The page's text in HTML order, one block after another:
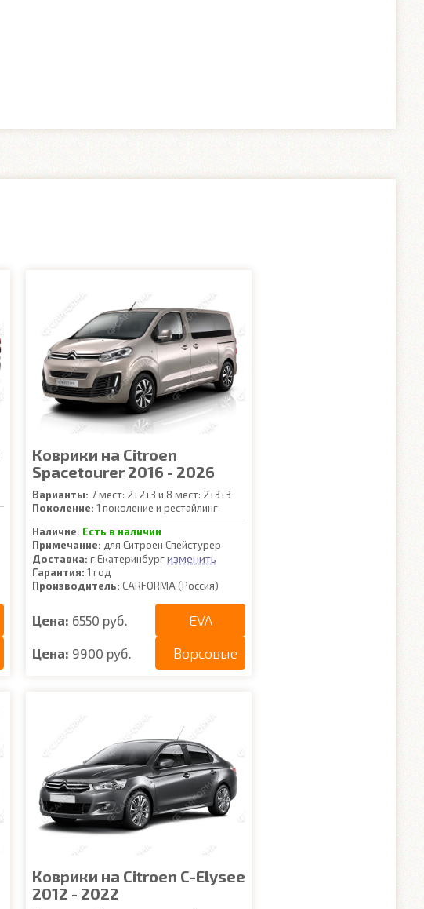
Коврики на Citroen
Spacetourer 2016 - 2026
Варианты: 7 мест: 2+2+3 и 8 мест: 2+3+3
Поколение: 1 поколение и рестайлинг
Наличие: Есть в наличии
Примечание: для Ситроен Спейстурер
Доставка: г.Екатеринбургизменить
Гарантия: 1 год
Производитель: CARFORMA (Россия)
Цена: 6550 руб. EVA
Цена: 9900 руб. Ворсовые
Коврики на Citroen C-Elysee
2012 - 2022